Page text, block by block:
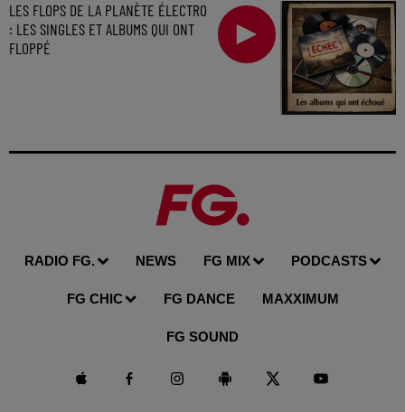
LES FLOPS DE LA PLANÈTE ÉLECTRO
: LES SINGLES ET ALBUMS QUI ONT
FLOPPÉ
RADIO FG. NEWS FG MIX PODCASTS
FG CHIC FG DANCE MAXXIMUM
FG SOUND